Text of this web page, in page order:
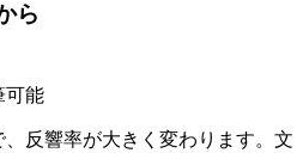
ら
反響率が大きく変わります。文